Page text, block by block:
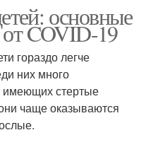
основные
COVID-19
гораздо легче
них много
имеющих стертые
чаще оказываются